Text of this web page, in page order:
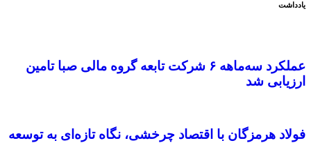
یادداشت
عملکرد سه‌ماهه ۶ شرکت‌ تابعه گروه مالی صبا تامین
ارزیابی شد
فولاد هرمزگان با اقتصاد چرخشی، نگاه تازه‌ای به توسعه